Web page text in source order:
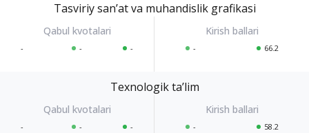
Tasviriy sanʼat va muhandislik grafikasi
- - - - 66.2
Texnologik taʼlim
- - - - 58.2